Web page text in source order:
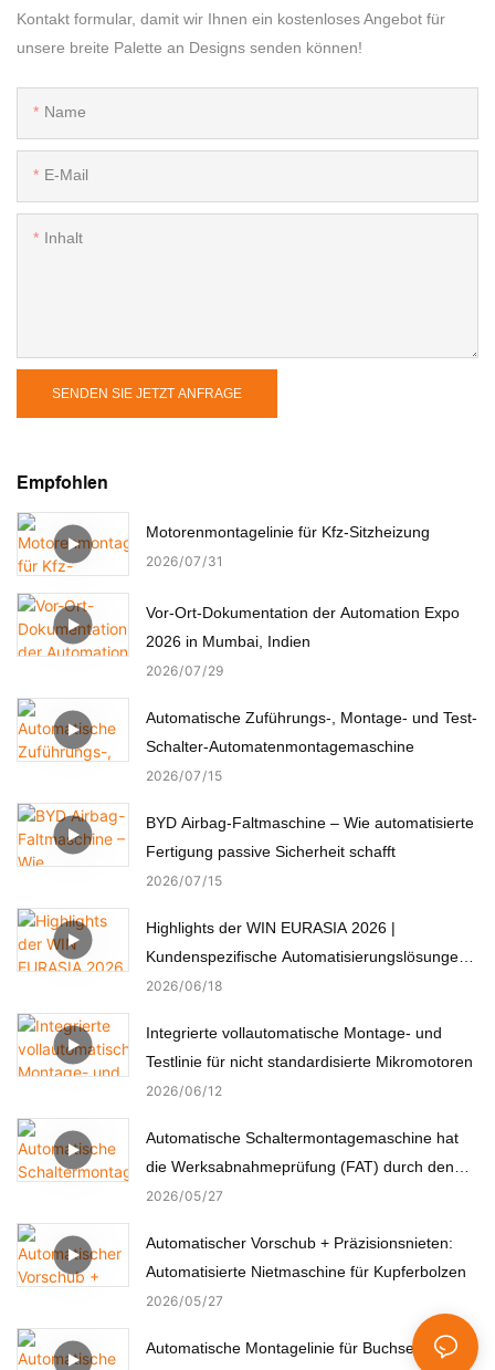
Kontakt formular, damit wir Ihnen ein kostenloses Angebot für
unsere breite Palette an Designs senden können!
Name
E-Mail
Inhalt
SENDEN SIE JETZT ANFRAGE
Empfohlen
Motorenmontagelinie für Kfz-Sitzheizung
2026 07 31
Vor-Ort-Dokumentation der Automation Expo
2026 in Mumbai, Indien
2026 07 29
Automatische Zuführungs-, Montage- und Test-
Schalter-Automatenmontagemaschine
2026 07 15
BYD Airbag-Faltmaschine – Wie automatisierte
Fertigung passive Sicherheit schafft
2026 07 15
Highlights der WIN EURASIA 2026 |
Kundenspezifische Automatisierungslösungen
für Elektronik, Automobil, Medizin und Motoren
2026 06 18
Integrierte vollautomatische Montage- und
Testlinie für nicht standardisierte Mikromotoren
2026 06 12
Automatische Schaltermontagemaschine hat
die Werksabnahmeprüfung (FAT) durch den
türkischen Kunden erfolgreich bestanden.
2026 05 27
Automatischer Vorschub + Präzisionsnieten:
Automatisierte Nietmaschine für Kupferbolzen
2026 05 27
Automatische Montagelinie für Buchsen des